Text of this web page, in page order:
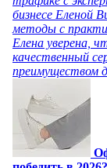
бизнесе Еленой
методы с
Елена уверена,
качественный
преимуществом